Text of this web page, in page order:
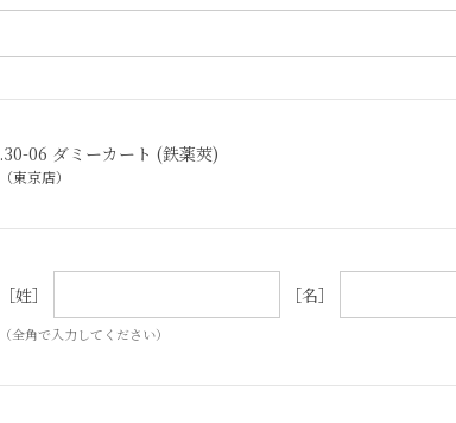
.30-06 ダミーカート (鉄薬莢)
（東京店）
［姓］ ［名］
（全角で入力してください）